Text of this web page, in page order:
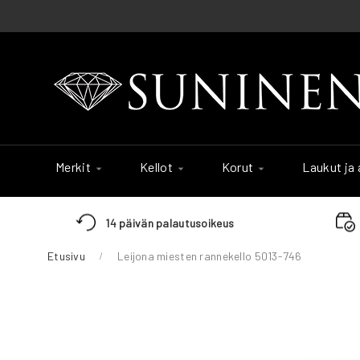
to
Merkit Kellot Korut Laukut ja
14 päivän palautusoikeus
Etusivu Leijona miesten rannekello 5013-746